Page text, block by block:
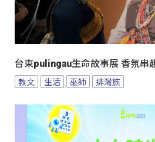
台東pulingau生命故事展 香氛串
教文 生活 巫師 排灣族